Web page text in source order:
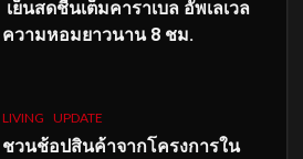
เย็นสดชื่นเต็มคาราเบล อัพเลเวล
ความหอมยาวนาน 8 ชม.
LIVING UPDATE
ชวนช้อปสินค้าจากโครงการใน